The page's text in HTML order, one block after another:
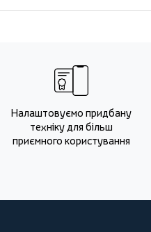
Налаштовуємо придбану
техніку для більш
приємного користування